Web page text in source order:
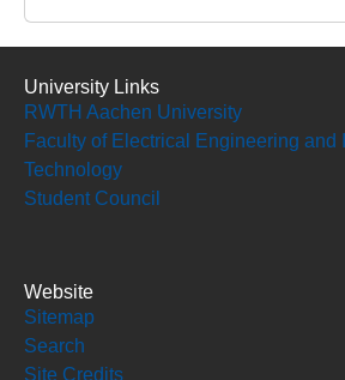
University Links
RWTH Aachen University
Faculty of Electrical Engineering and
Technology
Student Council
Website
Sitemap
Search
Site Credits